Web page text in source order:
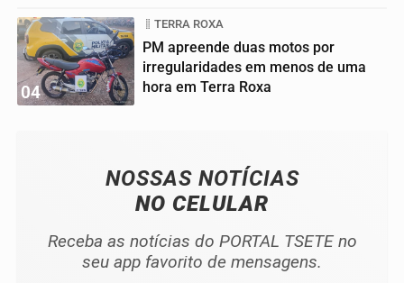
04
TERRA ROXA
PM apreende duas motos por
irregularidades em menos de uma
hora em Terra Roxa
NOSSAS NOTÍCIAS
NO CELULAR
Receba as notícias do PORTAL TSETE no
seu app favorito de mensagens.